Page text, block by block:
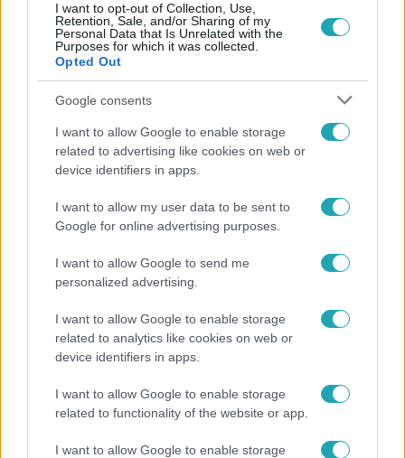
I want to opt-out of Collection, Use,
Retention, Sale, and/or Sharing of my
Personal Data that Is Unrelated with the
Purposes for which it was collected.
Opted Out
Google consents
I want to allow Google to enable storage
related to advertising like cookies on web or
device identifiers in apps.
I want to allow my user data to be sent to
Google for online advertising purposes.
I want to allow Google to send me
personalized advertising.
I want to allow Google to enable storage
related to analytics like cookies on web or
device identifiers in apps.
I want to allow Google to enable storage
related to functionality of the website or app.
I want to allow Google to enable storage
Horoszkóp
Ennek a 3 csillagjegynek váratlan sikereket hozhat